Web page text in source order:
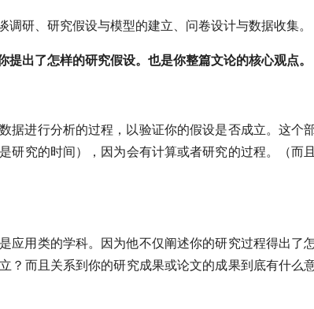
研、研究假设与模型的建立、问卷设计与数据收集。
出了怎样的研究假设。也是你整篇文论的核心观点。
据进行分析的过程，以验证你的假设是否成立。这个
研究的时间），因为会有计算或者研究的过程。（而
应用类的学科。因为他不仅阐述你的研究过程得出了
？而且关系到你的研究成果或论文的成果到底有什么